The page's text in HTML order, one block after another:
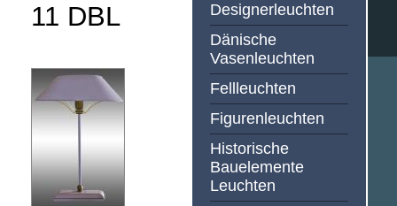
11 DBL
Designerleuchten
Dänische
Vasenleuchten
Fellleuchten
Figurenleuchten
Historische
Bauelemente
Leuchten